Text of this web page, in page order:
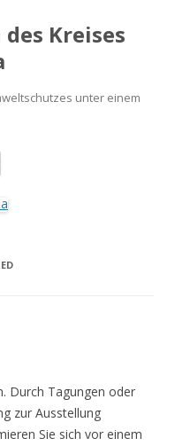
Kreises
unter einem
Zum
springen
Durch Tagungen oder
zur Ausstellung
Sie sich vor einem